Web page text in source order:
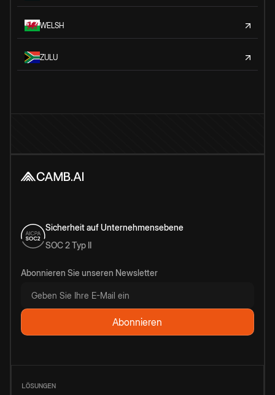
WELSH
ZULU
Sicherheit auf Unternehmensebene
SOC 2 Typ II
Abonnieren Sie unseren Newsletter
LÖSUNGEN